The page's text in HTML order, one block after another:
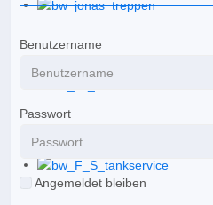
Benutzername
Passwort
Angemeldet bleiben